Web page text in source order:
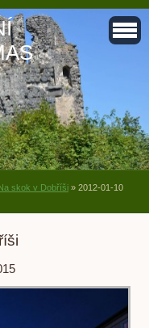
skok v Dobříši » 2012-01-10